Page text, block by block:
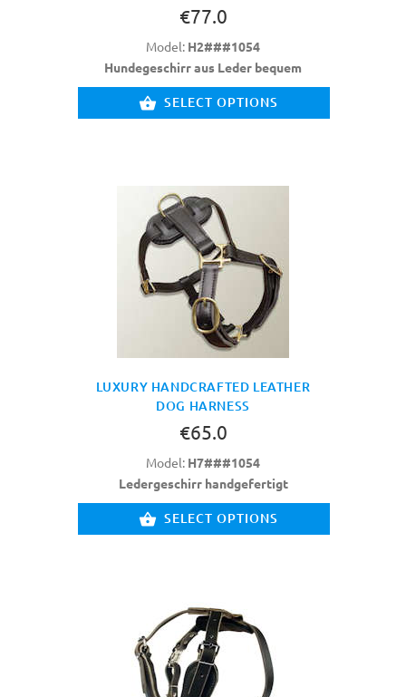
€77.0
Model: H2###1054
Hundegeschirr aus Leder bequem
SELECT OPTIONS
LUXURY HANDCRAFTED LEATHER
DOG HARNESS
€65.0
Model: H7###1054
Ledergeschirr handgefertigt
SELECT OPTIONS